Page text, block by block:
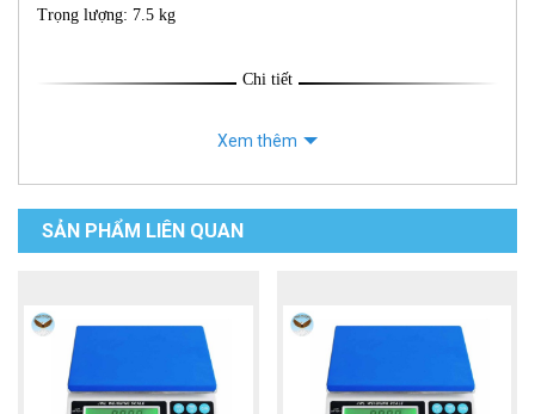
Trọng lượng: 7.5 kg
Chi tiết
Xem thêm
SẢN PHẨM LIÊN QUAN